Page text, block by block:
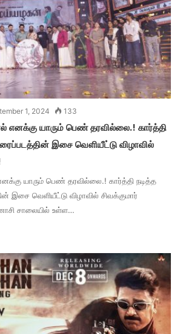
1, 2024 133
எனக்கு யாரும் பெண் தரவில்லை.! கார்த்தி
இசை வெளியீட்டு விழாவில்
யாரும் பெண் தரவில்லை.! கார்த்தி நடித்த
இசை வெளியீட்டு விழாவில் சிவக்குமார்
சாலையில் உள்ள…